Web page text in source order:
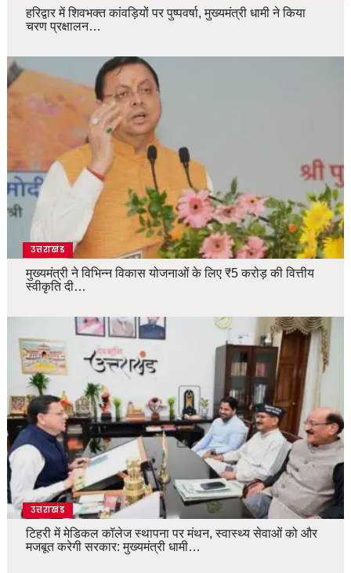
हरिद्वार में शिवभक्त कांवड़ियों पर पुष्पवर्षा, मुख्यमंत्री धामी ने किया
चरण प्रक्षालन…
उत्तराखंड
मुख्यमंत्री ने विभिन्न विकास योजनाओं के लिए ₹5 करोड़ की वित्तीय
स्वीकृति दी…
उत्तराखंड
टिहरी में मेडिकल कॉलेज स्थापना पर मंथन, स्वास्थ्य सेवाओं को और
मजबूत करेगी सरकार: मुख्यमंत्री धामी…